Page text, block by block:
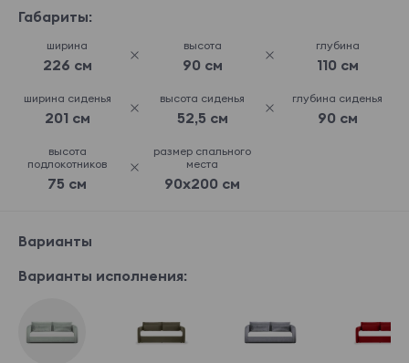
Габариты:
ширина
226 см
высота
90 см
глубина
110 см
ширина сиденья
201 см
высота сиденья
52,5 см
глубина сиденья
90 см
высота
подлокотников
75 см
размер спального
места
90x200 см
Варианты
Варианты исполнения: